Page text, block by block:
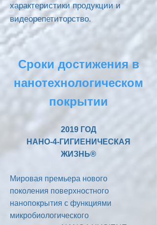
характеристики продукции и
видеорепетиторство.
Сроки достижения в
нанотехнологическом
покрытии
2019 ГОД
НАНО-4-ГИГИЕНИЧЕСКАЯ
ЖИЗНЬ®
Мировая премьера нового
поколения поверхностного
нанопокрытия с функциями
микробиологического